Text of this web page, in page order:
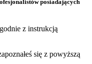
posiadających
z instrukcją
się z powyższą